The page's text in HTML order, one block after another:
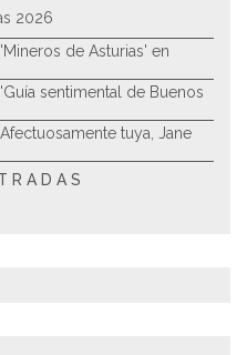
2026
de Asturias' en
sentimental de Buenos
tuya, Jane